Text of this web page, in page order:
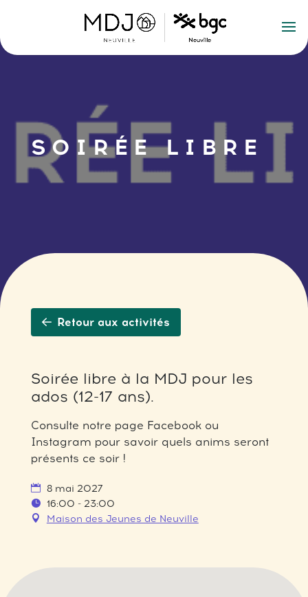
SOIRÉE LIBRE
Retour aux activités
Soirée libre à la MDJ pour les
ados (12-17 ans).
Consulte notre page Facebook ou
Instagram pour savoir quels anims seront
présents ce soir !
8 mai 2027
16:00 - 23:00
Maison des Jeunes de Neuville